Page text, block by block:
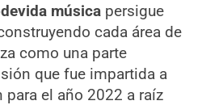
música persigue
cada área de
como una parte
que fue impartida a
el año 2022 a raíz